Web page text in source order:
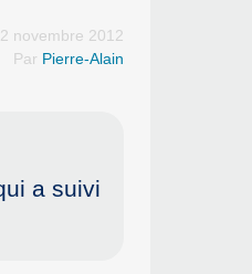
novembre 2012
Par Pierre-Alain
a suivi